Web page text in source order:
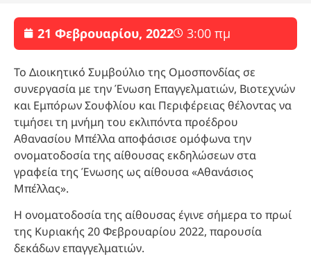
21 Φεβρουαρίου, 2022 3:00 πμ
Το Διοικητικό Συμβούλιο της Ομοσπονδίας σε
συνεργασία με την Ένωση Επαγγελματιών, Βιοτεχνών
και Εμπόρων Σουφλίου και Περιφέρειας θέλοντας να
τιμήσει τη μνήμη του εκλιπόντα προέδρου
Αθανασίου Μπέλλα αποφάσισε ομόφωνα την
ονοματοδοσία της αίθουσας εκδηλώσεων στα
γραφεία της Ένωσης ως αίθουσα «Αθανάσιος
Μπέλλας».
Η ονοματοδοσία της αίθουσας έγινε σήμερα το πρωί
της Κυριακής 20 Φεβρουαρίου 2022, παρουσία
δεκάδων επαγγελματιών.